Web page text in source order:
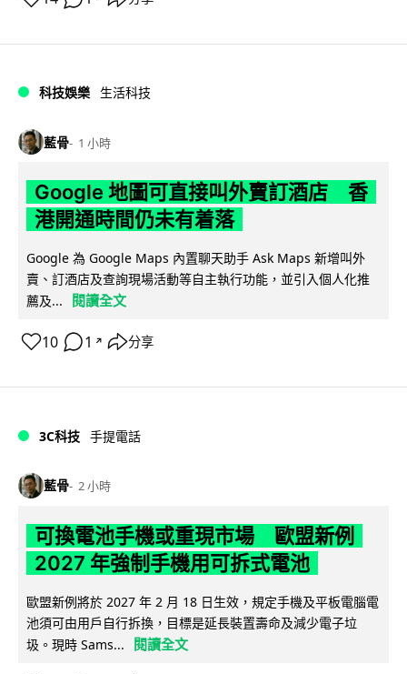
科技娛樂 生活科技
藍骨 1 小時
Google 地圖可直接叫外賣訂酒店 香
港開通時間仍未有着落
Google 為 Google Maps 內置聊天助手 Ask Maps 新增叫外
賣、訂酒店及查詢現場活動等自主執行功能，並引入個人化推
薦及...
閱讀全文
10 1 ↗ 分享
3C科技 手提電話
藍骨 2 小時
可換電池手機或重現市場 歐盟新例
2027 年強制手機用可拆式電池
歐盟新例將於 2027 年 2 月 18 日生效，規定手機及平板電腦電
池須可由用戶自行拆換，目標是延長裝置壽命及減少電子垃
圾。現時 Sams...
閱讀全文